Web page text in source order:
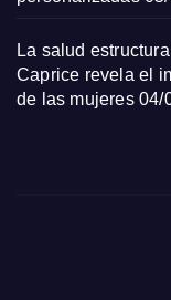
La salud
Caprice revela el
de las mujeres 04/